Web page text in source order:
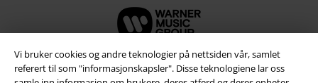
Vi bruker cookies og andre teknologier på nettsiden vår, samlet
referert til som "informasjonskapsler". Disse teknologiene lar oss